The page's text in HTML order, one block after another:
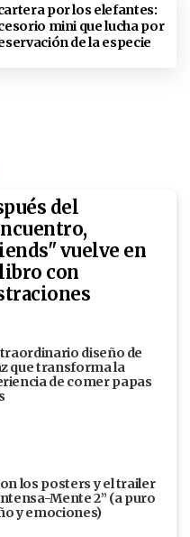
por los elefantes:
mini que lucha por
de la especie
del
vuelve en
con
diseño de
que transforma la
de comer papas
los posters y el trailer
Mente 2” (a puro
y emociones)